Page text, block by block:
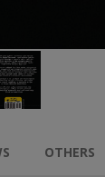
OTHERS